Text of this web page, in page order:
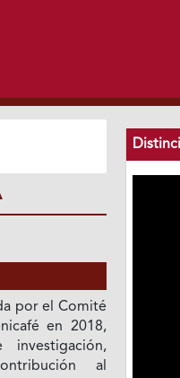
por el Comité
en 2018,
al